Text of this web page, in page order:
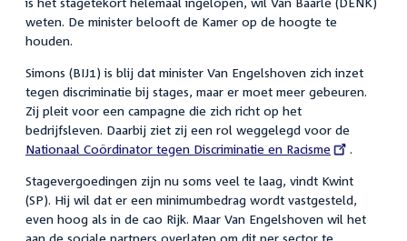
weten. De minister belooft de Kamer op de hoogte te
houden.
Simons (BIJ1) is blij dat minister Van Engelshoven zich inzet
tegen discriminatie bij stages, maar er moet meer gebeuren.
Zij pleit voor een campagne die zich richt op het
bedrijfsleven. Daarbij ziet zij een rol weggelegd voor de
link:
Nationaal Coördinator tegen Discriminatie en Racisme .
Stagevergoedingen zijn nu soms veel te laag, vindt Kwint
(SP). Hij wil dat er een minimumbedrag wordt vastgesteld,
even hoog als in de cao Rijk. Maar Van Engelshoven wil het
aan de sociale partners overlaten om dit per sector te